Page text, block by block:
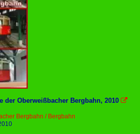
der Oberweißbacher Bergbahn, 2010 
Bergbahn / Bergbahn